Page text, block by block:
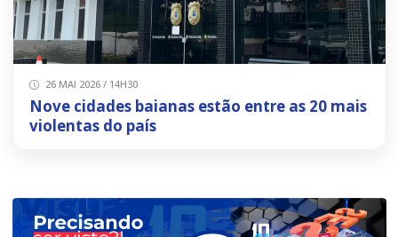
26 MAI 2026 / 14H30
Nove cidades baianas estão entre as 20 mais
violentas do país